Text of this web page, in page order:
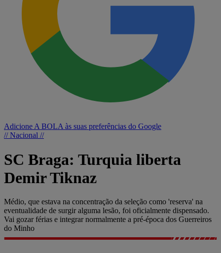
Adicione A BOLA às suas preferências do Google
// Nacional //
SC Braga: Turquia liberta
Demir Tiknaz
Médio, que estava na concentração da seleção como 'reserva' na
eventualidade de surgir alguma lesão, foi oficialmente dispensado.
Vai gozar férias e integrar normalmente a pré-época dos Guerreiros
do Minho